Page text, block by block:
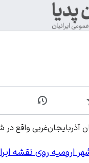
نمایش
آذربایجان‌غربی واقع در
ارومیه روی نقشه